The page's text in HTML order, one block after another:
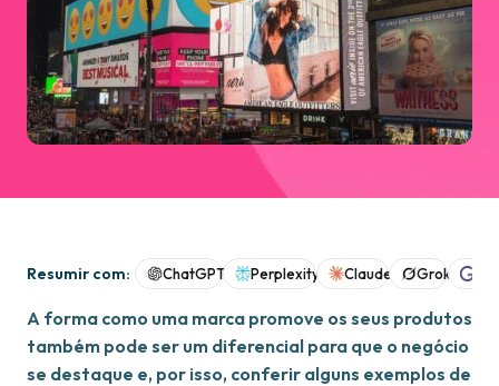
Resumir com: ChatGPT Perplexity Claude Grok
A forma como uma marca promove os seus produtos
também pode ser um diferencial para que o negócio
se destaque e, por isso, conferir alguns exemplos de